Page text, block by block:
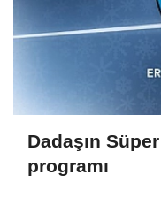
Dadaşın
programı